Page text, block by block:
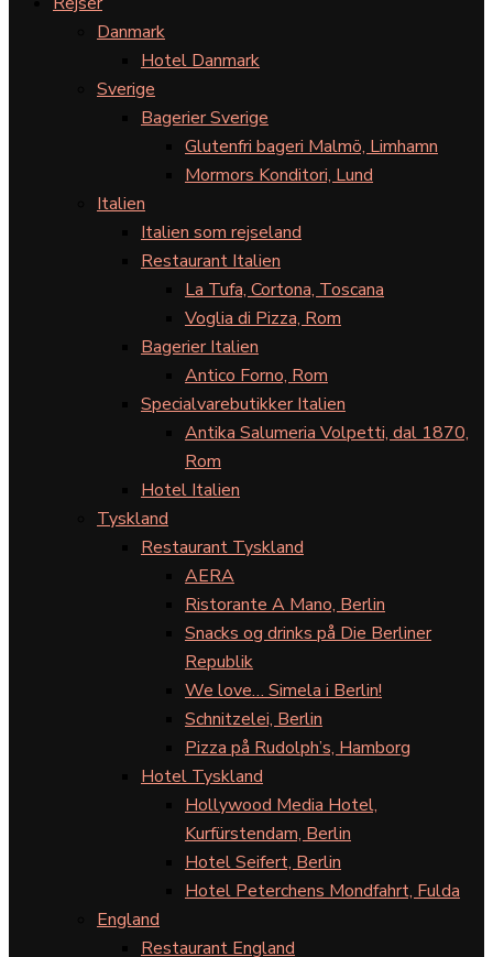
Danmark
Hotel Danmark
Sverige
Bagerier Sverige
Glutenfri bageri Malmö, Limhamn
Mormors Konditori, Lund
Italien
Italien som rejseland
Restaurant Italien
La Tufa, Cortona, Toscana
Voglia di Pizza, Rom
Bagerier Italien
Antico Forno, Rom
Specialvarebutikker Italien
Antika Salumeria Volpetti, dal 1870,
Rom
Hotel Italien
Tyskland
Restaurant Tyskland
AERA
Ristorante A Mano, Berlin
Snacks og drinks på Die Berliner
Republik
We love… Simela i Berlin!
Schnitzelei, Berlin
Pizza på Rudolph’s, Hamborg
Hotel Tyskland
Hollywood Media Hotel,
Kurfürstendam, Berlin
Hotel Seifert, Berlin
Hotel Peterchens Mondfahrt, Fulda
England
Restaurant England